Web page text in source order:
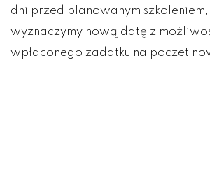
dni przed planowanym
wyznaczymy nową datę z
wpłaconego zadatku na poczet